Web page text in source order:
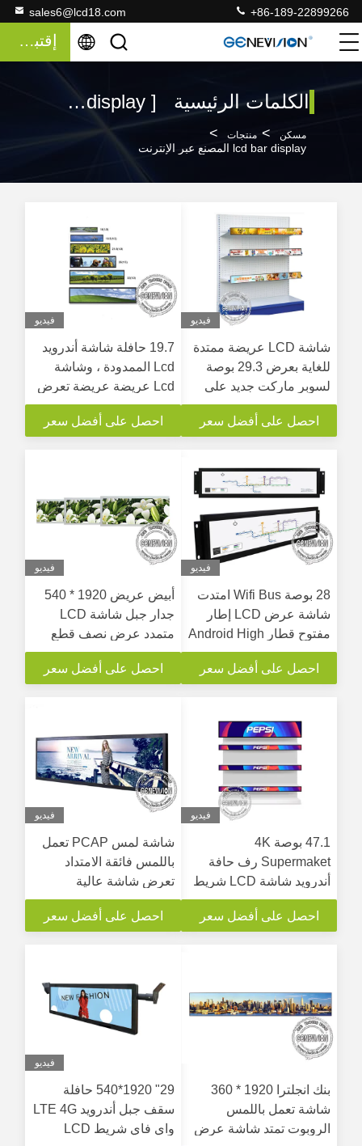
sales6@lcd18.com +86-189-22899266
إقتباس
الكلمات الرئيسية [ lcd bar display ] المباراة 120 منتجات
مسكن > منتجات >
lcd bar display المصنع عبر الإنترنت
فيديو
شاشة LCD عريضة ممتدة
للغاية بعرض 29.3 بوصة
لسوبر ماركت جديد على
الرف
احصل على أفضل سعر
فيديو
19.7 حافلة شاشة أندرويد
Lcd الممدودة ، وشاشة
Lcd عريضة عريضة تعرض
عرض القائمة الكاملة
احصل على أفضل سعر
فيديو
28 بوصة Wifi Bus امتدت
شاشة عرض LCD إطار
مفتوح قطار Android High
Bright Bar Display
احصل على أفضل سعر
فيديو
أبيض عريض 1920 * 540
جدار جبل شاشة LCD
متمدد عرض نصف قطع
شريط الإعلان
احصل على أفضل سعر
فيديو
47.1 بوصة 4K
Supermaket رف حافة
أندرويد شاشة LCD شريط
العرض مجانا السحابة
الخادم البرمجيات تحديث
احصل على أفضل سعر
فيديو
شاشة لمس PCAP تعمل
باللمس فائقة الامتداد
تعرض شاشة عالية
السطوع تبلغ 700.77 / m2
احصل على أفضل سعر
بنك انجلترا 1920 * 360
شاشة تعمل باللمس
الروبوت تمتد شاشة عرض
فيديو
29" 1920*540 حافلة
سقف جبل أندرويد LTE 4G
واي فاي شريط LCD